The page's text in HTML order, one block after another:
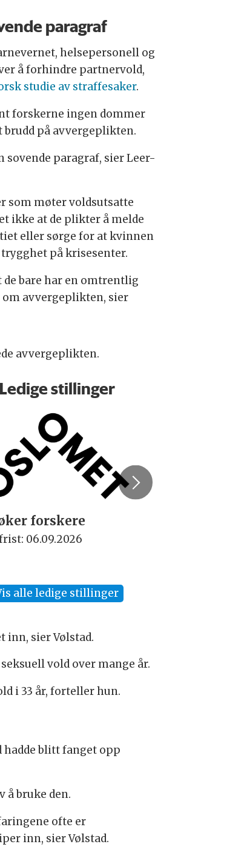
paragraf
helsepersonell og
å forhindre partnervold,
studie av straffesaker.
forskerne ingen dommer
brudd på avvergeplikten.
sovende paragraf, sier Leer-
som møter voldsutsatte
ikke at de plikter å melde
eller sørge for at kvinnen
på krisesenter.
de bare har en omtrentlig
avvergeplikten, sier
avvergeplikten.
Ledige stillinger
forskere
06.09.2026
alle ledige stillinger
inn, sier Vølstad.
vold over mange år.
i 33 år, forteller hun.
blitt fanget opp
å bruke den.
ofte er
inn, sier Vølstad.